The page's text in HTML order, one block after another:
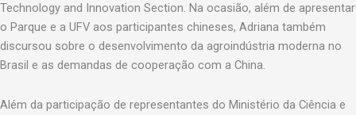
Technology and Innovation Section. Na ocasião, além de apresentar
o Parque e a UFV aos participantes chineses, Adriana também
discursou sobre o desenvolvimento da agroindústria moderna no
Brasil e as demandas de cooperação com a China.
Além da participação de representantes do Ministério da Ciência e